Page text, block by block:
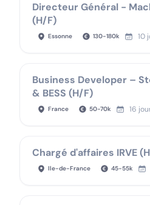
Directeur Général -
(H/F)
Essonne 130-180k 10
Business Developer –
& BESS (H/F)
France 50-70k 16
Chargé d'affaires IRVE
Ile-de-France 45-55k